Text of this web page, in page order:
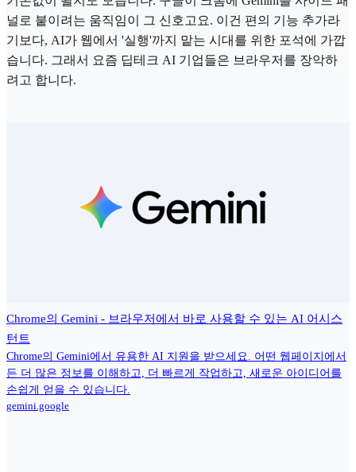
널로 붙이려는 움직임이 그 신호고요. 이건 편의 기능 추가라
기보다, AI가 웹에서 '실행'까지 맡는 시대를 위한 포석에 가깝
습니다. 그래서 요즘 딥테크 AI 기업들은 브라우저를 장악하
려고 합니다.
Chrome의 Gemini - 브라우저에서 바로 사용할 수 있는 AI 어시스
턴트
Chrome의 Gemini에서 유용한 AI 지원을 받으세요. 어떤 웹페이지에서
든 더 많은 정보를 이해하고, 더 빠르게 작업하고, 새로운 아이디어를
손쉽게 얻을 수 있습니다.
gemini.google